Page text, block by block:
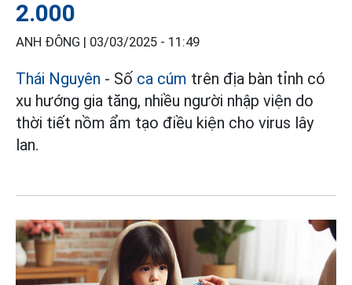
2.000
ANH ĐÔNG | 03/03/2025 - 11:49
Thái Nguyên - Số ca cúm trên địa bàn tỉnh có
xu hướng gia tăng, nhiều người nhập viện do
thời tiết nồm ẩm tạo điều kiện cho virus lây
lan.